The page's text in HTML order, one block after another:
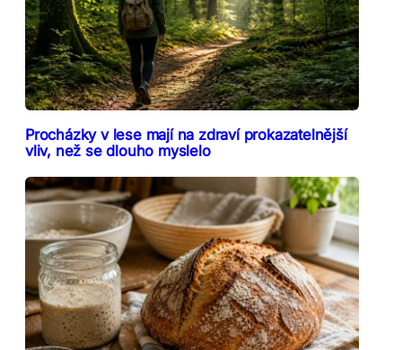
Procházky v lese mají na zdraví prokazatelnější
vliv, než se dlouho myslelo